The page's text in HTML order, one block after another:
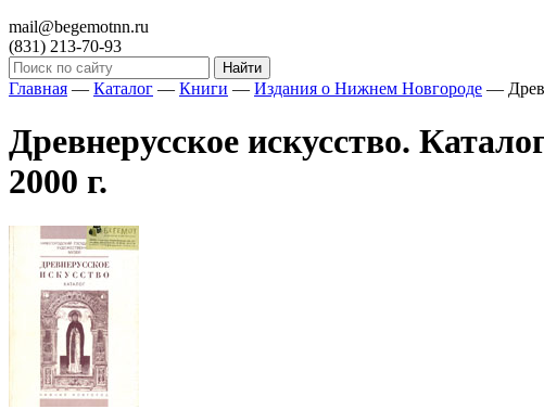
mail@begemotnn.ru
(831) 213-70-93
Главная — Каталог — Книги — Издания о Нижнем Новгороде —
Древнерусское искусство.
2000 г.